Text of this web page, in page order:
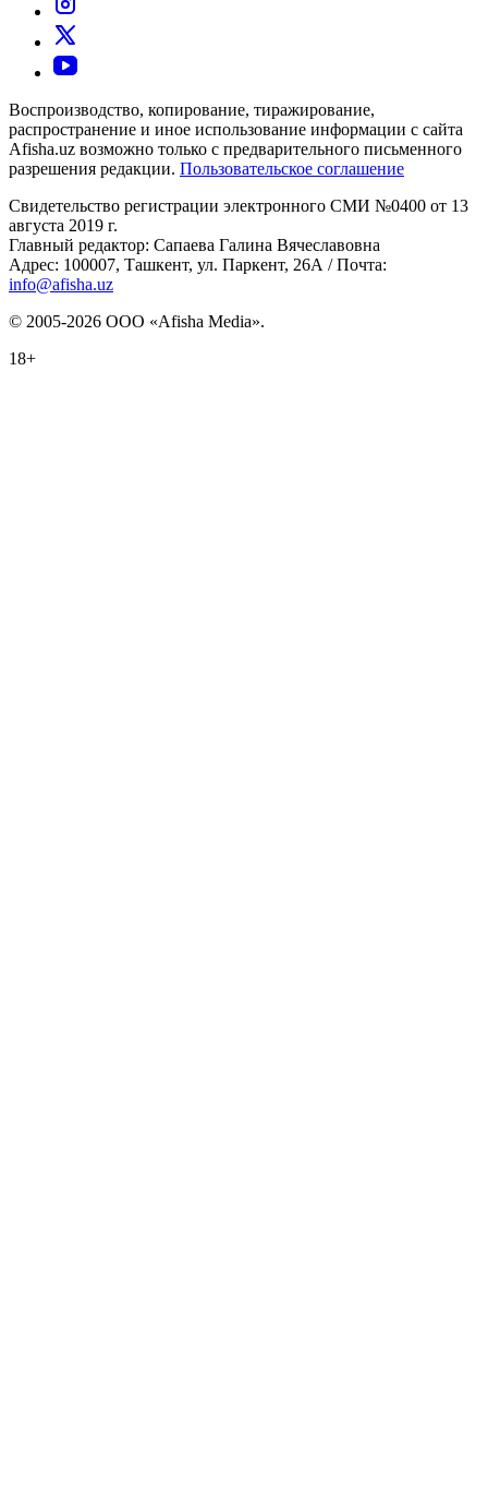
Воспроизводство, копирование, тиражирование,
распространение и иное использование информации с сайта
Afisha.uz возможно только с предварительного письменного
разрешения редакции. Пользовательское соглашение
Свидетельство регистрации электронного СМИ №0400 от 13
августа 2019 г.
Главный редактор: Сапаева Галина Вячеславовна
Адрес: 100007, Ташкент, ул. Паркент, 26А / Почта:
info@afisha.uz
© 2005-2026 ООО «Afisha Media».
18+